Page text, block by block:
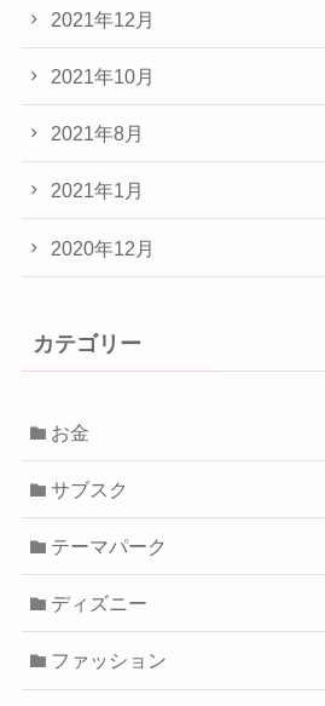
2021年12月
2021年10月
2021年8月
2021年1月
2020年12月
カテゴリー
お金
サブスク
テーマパーク
ディズニー
ファッション